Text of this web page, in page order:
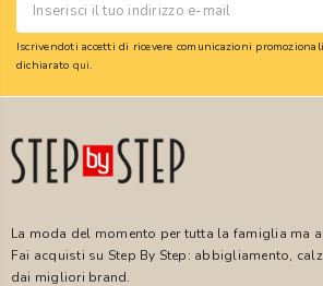
Iscrivendoti accetti di ricevere comunicazioni
dichiarato qui.
La moda del momento per tutta la famiglia ma
Fai acquisti su Step By Step: abbigliamento,
dai migliori brand.